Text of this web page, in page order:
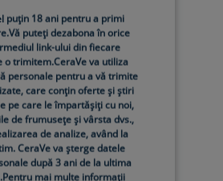
puțin 18 ani pentru a primi
puteți dezabona în orice
link-ului din fiecare
o trimitem.CeraVe va utiliza
personale pentru a vă trimite
care conțin oferte și știri
pe care le împartășiți cu noi,
de frumusețe și vârsta dvs.,
de analize, având la
CeraVe va șterge datele
după 3 ani de la ultima
mai multe informații